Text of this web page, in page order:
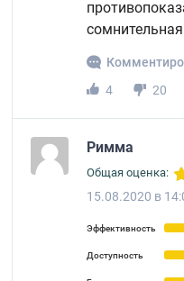
4
20
Римма
Общая оценка:
15.08.2020 в
Эффективность
Доступность